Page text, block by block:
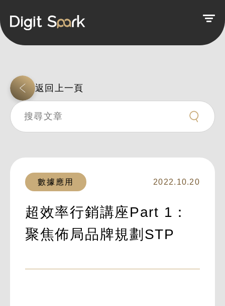
返回上一頁
數據應用 2022.10.20
超效率行銷講座Part 1：
聚焦佈局品牌規劃STP